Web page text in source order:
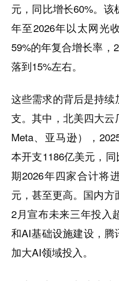
元，同比增长60%。该
年至2026年以太网光
59%的年复合增长率，
落到15%左右。
这些需求的背后是持
支。其中，北美四大云
Meta、亚马逊），
本开支1186亿美元，
期2026年四家合计将
元，甚至更高。国内方
2月宣布未来三年投入
和AI基础设施建设，
加大AI领域投入。